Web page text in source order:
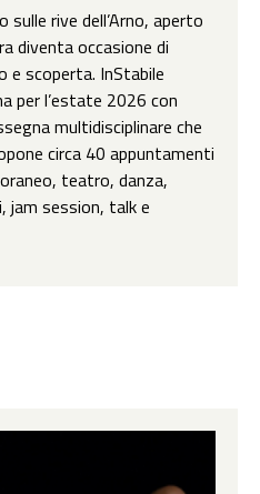
sulle rive dell’Arno, aperto
diventa occasione di
scoperta. InStabile
per l’estate 2026 con
multidisciplinare che
circa 40 appuntamenti
teatro, danza,
jam session, talk e